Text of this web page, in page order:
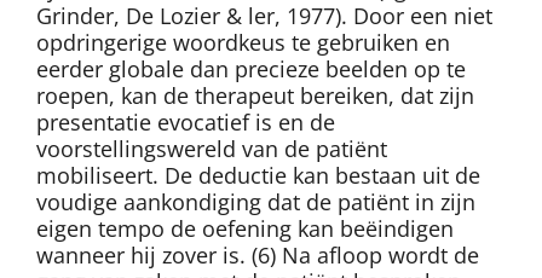
Grinder, De Lozier & ler, 1977). Door een niet
opdringerige woordkeus te gebruiken en
eerder globale dan precieze beelden op te
roepen, kan de therapeut bereiken, dat zijn
presentatie evocatief is en de
voorstellingswereld van de patiënt
mobiliseert. De deductie kan bestaan uit de
voudige aankondiging dat de patiënt in zijn
eigen tempo de oefening kan beëindigen
wanneer hij zover is. (6) Na afloop wordt de